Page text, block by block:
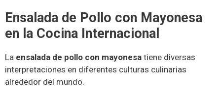
Ensalada de Pollo con Mayonesa
en la Cocina Internacional
La ensalada de pollo con mayonesa tiene diversas
interpretaciones en diferentes culturas culinarias
alrededor del mundo.